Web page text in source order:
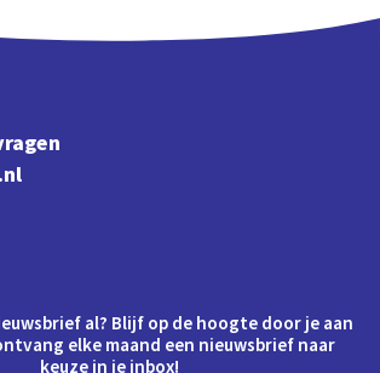
al? Blijf op de hoogte door je aan
elke maand een nieuwsbrief naar
keuze in je inbox!